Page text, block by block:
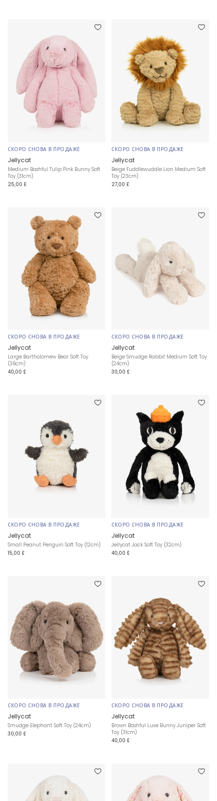
СКОРО СНОВА В ПРОДАЖЕ
Jellycat
Medium Bashful Tulip Pink Bunny Soft
Toy (31cm)
25,00 £
СКОРО СНОВА В ПРОДАЖЕ
Jellycat
Beige Fuddlewuddle Lion Medium Soft
Toy (23cm)
27,00 £
СКОРО СНОВА В ПРОДАЖЕ
Jellycat
Large Bartholomew Bear Soft Toy
(36cm)
40,00 £
СКОРО СНОВА В ПРОДАЖЕ
Jellycat
Beige Smudge Rabbit Medium Soft Toy
(24cm)
30,00 £
СКОРО СНОВА В ПРОДАЖЕ
Jellycat
Small Peanut Penguin Soft Toy (12cm)
15,00 £
СКОРО СНОВА В ПРОДАЖЕ
Jellycat
Jellycat Jack Soft Toy (32cm)
40,00 £
СКОРО СНОВА В ПРОДАЖЕ
Jellycat
Smudge Elephant Soft Toy (24cm)
30,00 £
СКОРО СНОВА В ПРОДАЖЕ
Jellycat
Brown Bashful Luxe Bunny Juniper Soft
Toy (31cm)
40,00 £